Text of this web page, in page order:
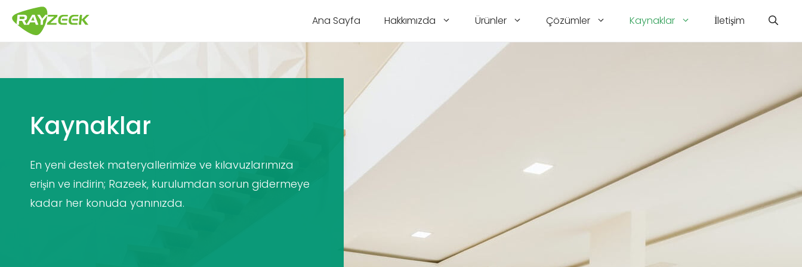
İçeriğe
atla
Ana Sayfa Hakkımızda Ürünler Çözümler Kaynaklar İletişim
Kaynaklar
En yeni destek materyallerimize ve kılavuzlarımıza
erişin ve indirin; Razeek, kurulumdan sorun gidermeye
kadar her konuda yanınızda.